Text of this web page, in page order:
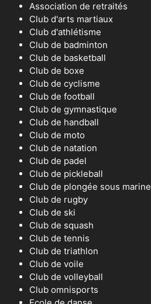
Association de retraités
Club d'arts martiaux
Club d'athlétisme
Club de badminton
Club de basketball
Club de boxe
Club de cyclisme
Club de football
Club de gymnastique
Club de handball
Club de moto
Club de natation
Club de padel
Club de pickleball
Club de plongée sous marine
Club de rugby
Club de ski
Club de squash
Club de tennis
Club de triathlon
Club de voile
Club de volleyball
Club omnisports